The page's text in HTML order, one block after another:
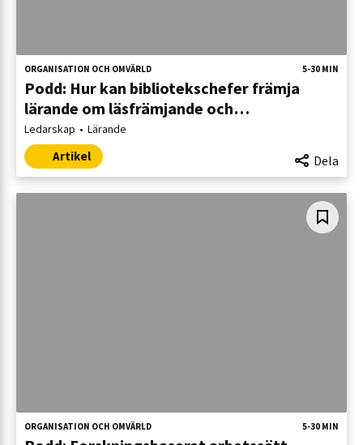
ORGANISATION OCH OMVÄRLD 5-30 MIN
Podd: Hur kan bibliotekschefer främja
lärande om läsfrämjande och
litteraturförmedling?
Ledarskap Lärande
Artikel Dela
ORGANISATION OCH OMVÄRLD 5-30 MIN